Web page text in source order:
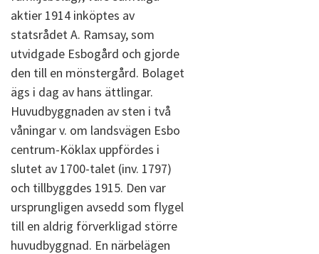
aktier 1914 inköptes av
statsrådet A. Ramsay, som
utvidgade Esbogård och gjorde
den till en mönstergård. Bolaget
ägs i dag av hans ättlingar.
Huvudbyggnaden av sten i två
våningar v. om landsvägen Esbo
centrum-Köklax uppfördes i
slutet av 1700-talet (inv. 1797)
och tillbyggdes 1915. Den var
ursprungligen avsedd som flygel
till en aldrig förverkligad större
huvudbyggnad. En närbelägen